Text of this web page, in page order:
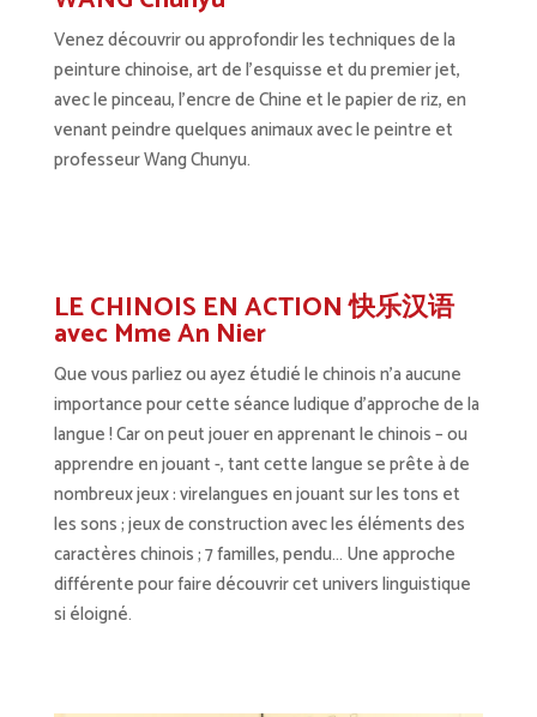
Venez découvrir ou approfondir les techniques de la
peinture chinoise, art de l’esquisse et du premier jet,
avec le pinceau, l’encre de Chine et le papier de riz, en
venant peindre quelques animaux avec le peintre et
professeur Wang Chunyu.
LE CHINOIS EN ACTION 快乐汉语
avec Mme An Nier
Que vous parliez ou ayez étudié le chinois n’a aucune
importance pour cette séance ludique d’approche de la
langue ! Car on peut jouer en apprenant le chinois – ou
apprendre en jouant -, tant cette langue se prête à de
nombreux jeux : virelangues en jouant sur les tons et
les sons ; jeux de construction avec les éléments des
caractères chinois ; 7 familles, pendu… Une approche
différente pour faire découvrir cet univers linguistique
si éloigné.